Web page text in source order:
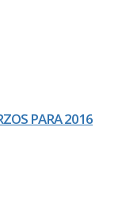
PARA 2016